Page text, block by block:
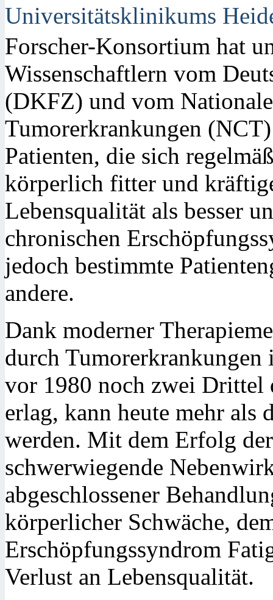
Forscher-Konsortium hat
Wissenschaftlern vom
(DKFZ) und vom
Tumorerkrankungen
Patienten, die sich
körperlich fitter und
Lebensqualität als besser
chronischen
jedoch bestimmte
andere.
Dank moderner
durch
vor 1980 noch zwei Drittel
erlag, kann heute mehr als
werden. Mit dem Erfolg
schwerwiegende
abgeschlossener
körperlicher Schwäche,
Erschöpfungssyndrom
Verlust an Lebensqualität.